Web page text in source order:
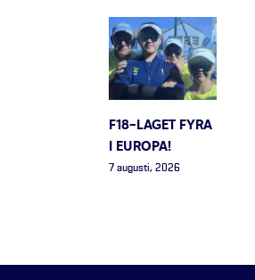
F18-LAGET FYRA
I EUROPA!
7 augusti, 2026